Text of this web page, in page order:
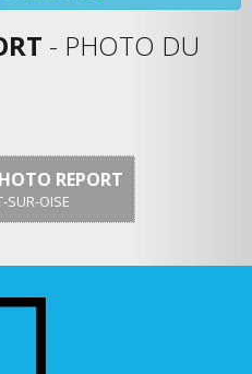
- PHOTO DU
REPORT
SUR-OISE